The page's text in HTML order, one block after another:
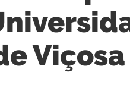
Viçosa